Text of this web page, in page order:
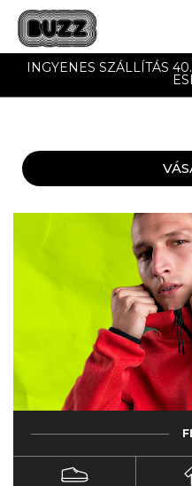
UTÁNVÉTES ÉS